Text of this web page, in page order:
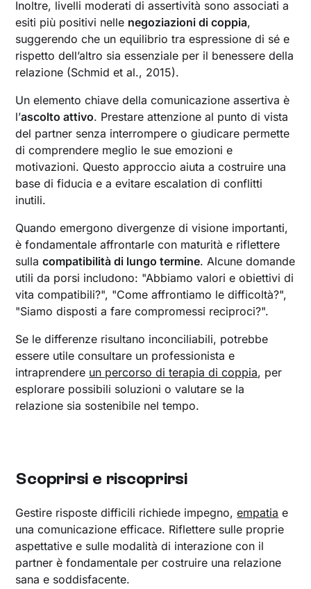
Inoltre, livelli moderati di assertività sono associati a
esiti più positivi nelle negoziazioni di coppia,
suggerendo che un equilibrio tra espressione di sé e
rispetto dell’altro sia essenziale per il benessere della
relazione (Schmid et al., 2015).
Un elemento chiave della comunicazione assertiva è
l’ascolto attivo. Prestare attenzione al punto di vista
del partner senza interrompere o giudicare permette
di comprendere meglio le sue emozioni e
motivazioni. Questo approccio aiuta a costruire una
base di fiducia e a evitare escalation di conflitti
inutili.
Quando emergono divergenze di visione importanti,
è fondamentale affrontarle con maturità e riflettere
sullacompatibilità di lungo termine. Alcune domande
utili da porsi includono: "Abbiamo valori e obiettivi di
vita compatibili?", "Come affrontiamo le difficoltà?",
"Siamo disposti a fare compromessi reciproci?".
Se le differenze risultano inconciliabili, potrebbe
essere utile consultare un professionista e
intraprendere un percorso di terapia di coppia, per
esplorare possibili soluzioni o valutare se la
relazione sia sostenibile nel tempo.
Scoprirsi e riscoprirsi
Gestire risposte difficili richiede impegno,empatia e
una comunicazione efficace. Riflettere sulle proprie
aspettative e sulle modalità di interazione con il
partner è fondamentale per costruire una relazione
sana e soddisfacente.